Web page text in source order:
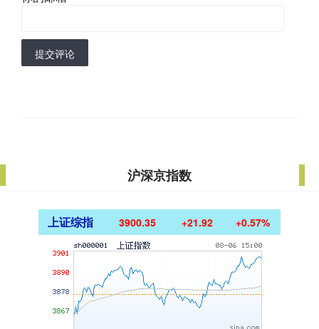
提交评论
沪深京指数
上证综指 3900.35 +21.92 +0.57%